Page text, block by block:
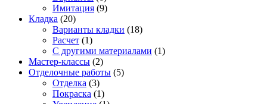
Имитация (9)
Кладка (20)
Варианты кладки (18)
Расчет (1)
С другими материалами (1)
Мастер-классы (2)
Отделочные работы (5)
Отделка (3)
Покраска (1)